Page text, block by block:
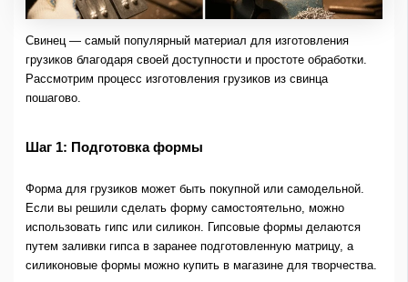
Свинец — самый популярный материал для изготовления
грузиков благодаря своей доступности и простоте обработки.
Рассмотрим процесс изготовления грузиков из свинца
пошагово.
Шаг 1: Подготовка формы
Форма для грузиков может быть покупной или самодельной.
Если вы решили сделать форму самостоятельно, можно
использовать гипс или силикон. Гипсовые формы делаются
путем заливки гипса в заранее подготовленную матрицу, а
силиконовые формы можно купить в магазине для творчества.